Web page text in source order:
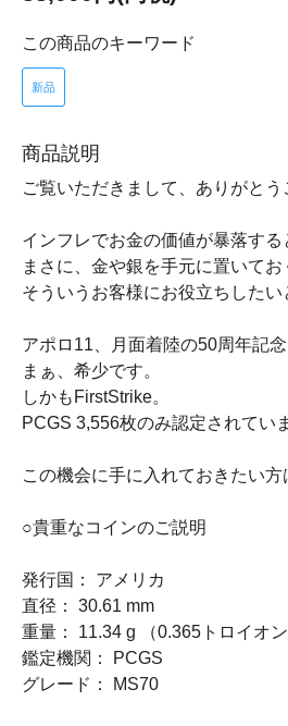
この商品のキーワード
新品
商品説明
ご覧いただきまして、ありがとう
インフレでお金の価値が暴落する
まさに、金や銀を手元に置いてお
そういうお客様にお役立ちしたい
アポロ11、月面着陸の50周年記念
まぁ、希少です。
しかもFirstStrike。
PCGS 3,556枚のみ認定されてい
この機会に手に入れておきたい方
○貴重なコインのご説明
発行国： アメリカ
直径： 30.61 mm
重量： 11.34 g （0.365トロイオン
鑑定機関： PCGS
グレード： MS70